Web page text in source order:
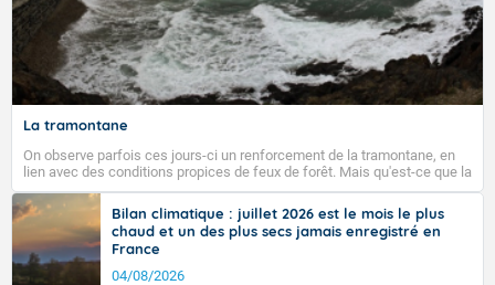
La tramontane
On observe parfois ces jours-ci un renforcement de la tramontane, en
lien avec des conditions propices de feux de forêt. Mais qu'est-ce que la
tramontane ? Quelles sont ses caractéristiques ? La tramontane est un
vent turbulent soufflant de secteur nord-ouest à nord, ou ouest à nord-
ouest, dans un secteur qui part du Roussillon à la vallée de l’Aude et à
l’ouest de l’Hérault. L’étymologie de ce vent vient du latin trasmontanus,
signifiant au-delà des monts, en allusion aux régions montagneuses
d’où provient ce vent.
Bilan climatique : juillet 2026 est le mois le plus
chaud et un des plus secs jamais enregistré en
France
04/08/2026